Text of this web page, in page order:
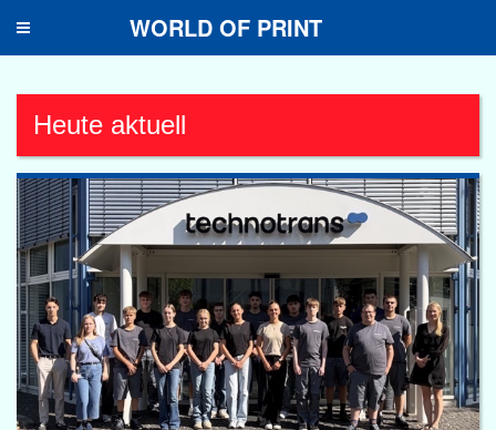
Toggle
WORLD OF PRINT
Heute aktuell